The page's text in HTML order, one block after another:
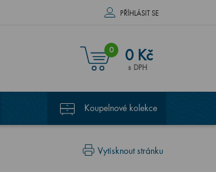
PŘÍHLÁSIT SE
0 0 Kč
s DPH
Koupelnové kolekce
Vytisknout stránku